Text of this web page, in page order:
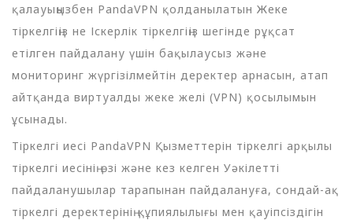
қалауыңызбен PandaVPN қолданылатын Жеке
тіркелгіңіз не Іскерлік тіркелгіңіз шегінде рұқсат
етілген пайдалану үшін бақылаусыз және
мониторинг жүргізілмейтін деректер арнасын, атап
айтқанда виртуалды жеке желі (VPN) қосылымын
ұсынады.
Тіркелгі иесі PandaVPN Қызметтерін тіркелгі арқылы
тіркелгі иесінің өзі және кез келген Уәкілетті
пайдаланушылар тарапынан пайдалануға, сондай-ақ
тіркелгі деректерінің құпиялылығы мен қауіпсіздігін